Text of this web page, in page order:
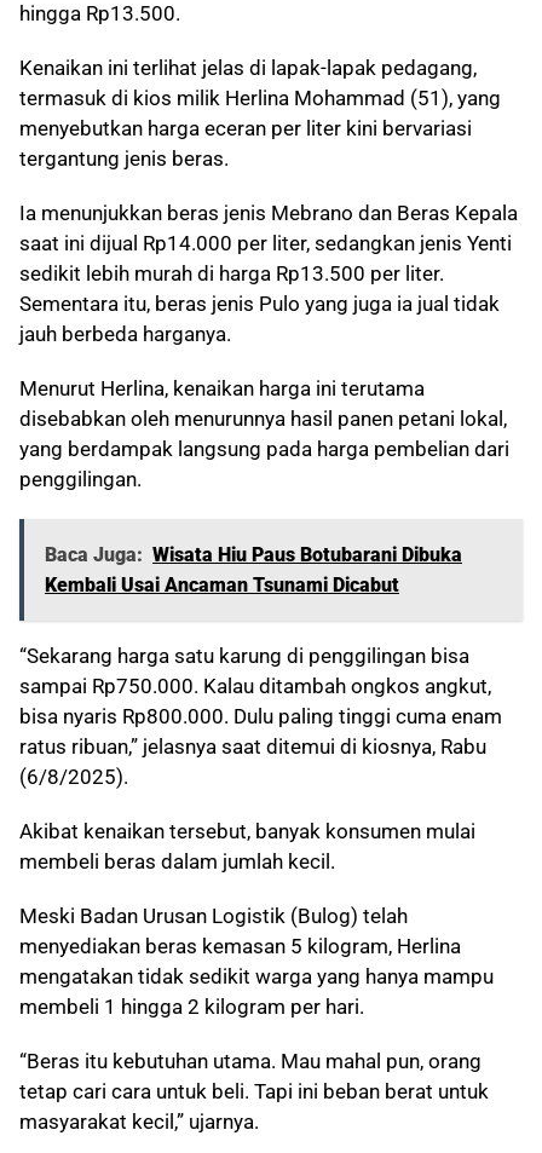
hingga Rp13.500.
Kenaikan ini terlihat jelas di lapak-lapak pedagang,
termasuk di kios milik Herlina Mohammad (51), yang
menyebutkan harga eceran per liter kini bervariasi
tergantung jenis beras.
Ia menunjukkan beras jenis Mebrano dan Beras Kepala
saat ini dijual Rp14.000 per liter, sedangkan jenis Yenti
sedikit lebih murah di harga Rp13.500 per liter.
Sementara itu, beras jenis Pulo yang juga ia jual tidak
jauh berbeda harganya.
Menurut Herlina, kenaikan harga ini terutama
disebabkan oleh menurunnya hasil panen petani lokal,
yang berdampak langsung pada harga pembelian dari
penggilingan.
Baca Juga: Wisata Hiu Paus Botubarani Dibuka
Kembali Usai Ancaman Tsunami Dicabut
“Sekarang harga satu karung di penggilingan bisa
sampai Rp750.000. Kalau ditambah ongkos angkut,
bisa nyaris Rp800.000. Dulu paling tinggi cuma enam
ratus ribuan,” jelasnya saat ditemui di kiosnya, Rabu
(6/8/2025).
Akibat kenaikan tersebut, banyak konsumen mulai
membeli beras dalam jumlah kecil.
Meski Badan Urusan Logistik (Bulog) telah
menyediakan beras kemasan 5 kilogram, Herlina
mengatakan tidak sedikit warga yang hanya mampu
membeli 1 hingga 2 kilogram per hari.
“Beras itu kebutuhan utama. Mau mahal pun, orang
tetap cari cara untuk beli. Tapi ini beban berat untuk
masyarakat kecil,” ujarnya.